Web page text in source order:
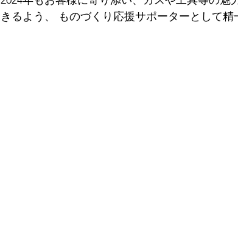
きるよう、 ものづくり応援サポーターとして